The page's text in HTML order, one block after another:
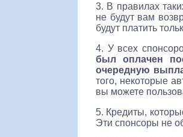
3. В правилах
не будут вам
будут платить
4. У всех
был оплачен
очередную
того, некоторые
вы можете
5. Кредиты,
Эти спонсоры не